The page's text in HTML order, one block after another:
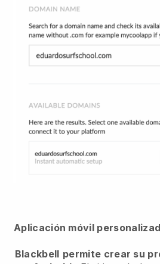
Aplicación móvil
Blackbell permite crear su